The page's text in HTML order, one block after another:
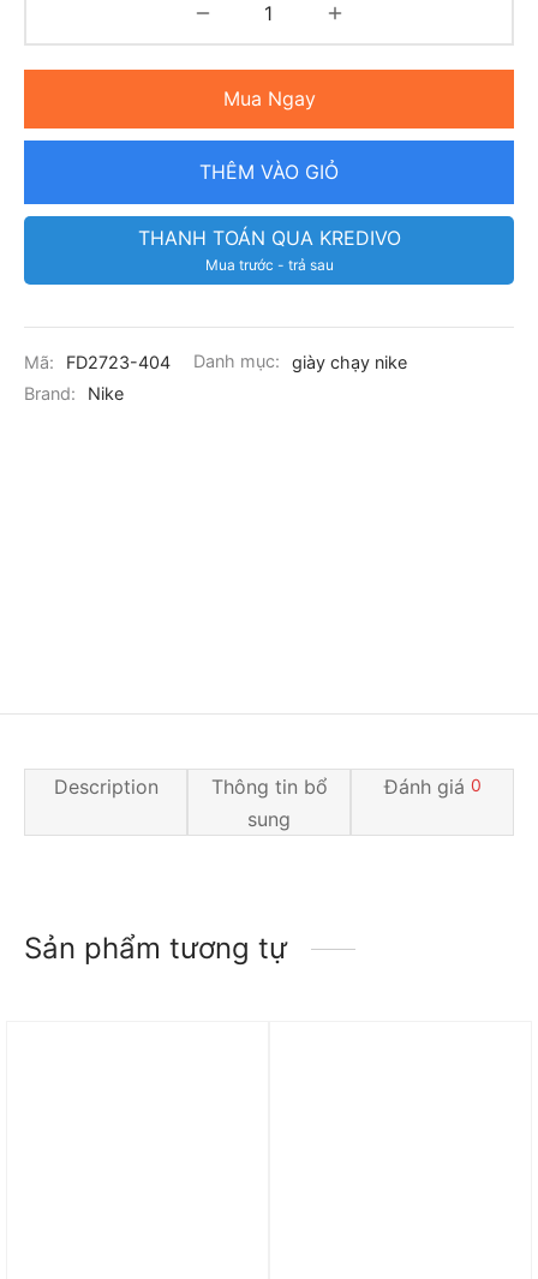
Mua Ngay
THÊM VÀO GIỎ
THANH TOÁN QUA KREDIVO
Mua trước - trả sau
Mã: FD2723-404 Danh mục:
giày chạy nike
Brand:
Nike
Description
Thông tin bổ
sung
Đánh giá 0
Sản phẩm tương tự